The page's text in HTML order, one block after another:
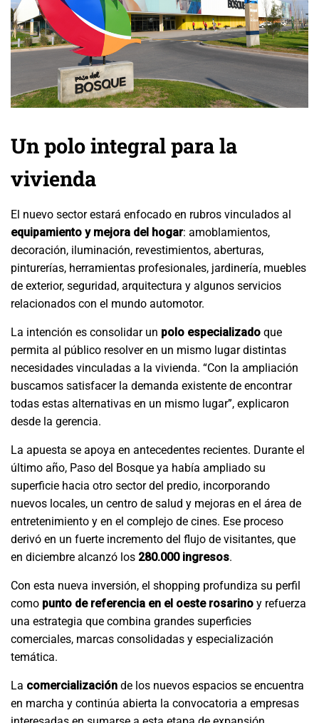
Un polo integral para la
vivienda
El nuevo sector estará enfocado en rubros vinculados al
equipamiento y mejora del hogar: amoblamientos,
decoración, iluminación, revestimientos, aberturas,
pinturerías, herramientas profesionales, jardinería, muebles
de exterior, seguridad, arquitectura y algunos servicios
relacionados con el mundo automotor.
La intención es consolidar un polo especializado que
permita al público resolver en un mismo lugar distintas
necesidades vinculadas a la vivienda. “Con la ampliación
buscamos satisfacer la demanda existente de encontrar
todas estas alternativas en un mismo lugar”, explicaron
desde la gerencia.
La apuesta se apoya en antecedentes recientes. Durante el
último año, Paso del Bosque ya había ampliado su
superficie hacia otro sector del predio, incorporando
nuevos locales, un centro de salud y mejoras en el área de
entretenimiento y en el complejo de cines. Ese proceso
derivó en un fuerte incremento del flujo de visitantes, que
en diciembre alcanzó los 280.000 ingresos.
Con esta nueva inversión, el shopping profundiza su perfil
como punto de referencia en el oeste rosarino y refuerza
una estrategia que combina grandes superficies
comerciales, marcas consolidadas y especialización
temática.
La comercialización de los nuevos espacios se encuentra
en marcha y continúa abierta la convocatoria a empresas